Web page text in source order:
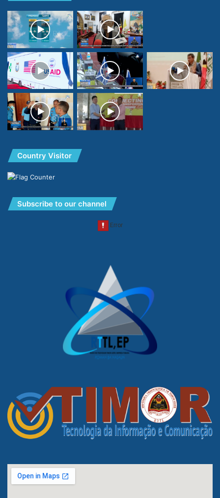
Country Visitor
Subscribe to our channel